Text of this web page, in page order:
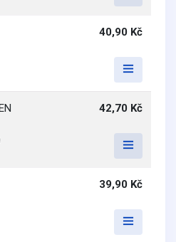
40,90 Kč
42,70 Kč
39,90 Kč